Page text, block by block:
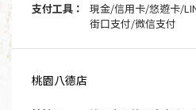
支付工具：
現金/信用卡/悠遊卡/
街口支付/微信支付
桃園八德店